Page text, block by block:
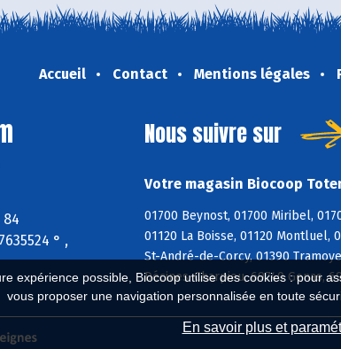
expérience possible, Biocoop utilise des cookies : pour
vous proposer une navigation personnalisée en toute
En savoir plus et
Accueil Contact Mentions légales
84
° ,
Nous suivre sur
Votre magasin Biocoop
01700 Beynost, 01700 Miribel,
01120 La Boisse, 01120 Montluel,
St-André-de-Corcy, 01390
Décines-Charpieu, 69740 Genas,